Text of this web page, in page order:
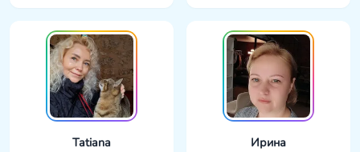
Tatiana Ирина